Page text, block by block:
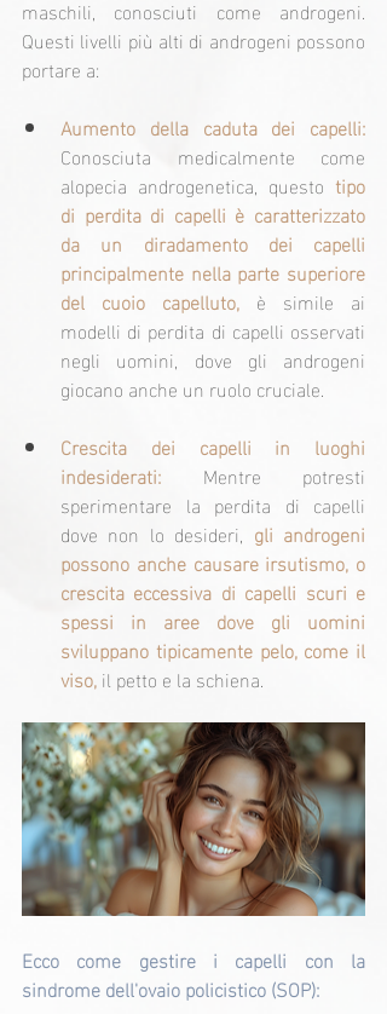
maschili, conosciuti come androgeni.
Questi livelli più alti di androgeni possono
portare a:
Conosciuta medicalmente come
alopecia androgenetica, questo tipo
di perdita di capelli è caratterizzato
da un diradamento dei capelli
principalmente nella parte superiore
del cuoio capelluto, è simile ai
modelli di perdita di capelli osservati
negli uomini, dove gli androgeni
giocano anche un ruolo cruciale.
Crescita dei capelli in luoghi
indesiderati: Mentre potresti
sperimentare la perdita di capelli
dove non lo desideri, gli androgeni
possono anche causare irsutismo, o
crescita eccessiva di capelli scuri e
spessi in aree dove gli uomini
sviluppano tipicamente pelo, come il
viso, il petto e la schiena.
Ecco come gestire i capelli con la
sindrome dell'ovaio policistico (SOP):